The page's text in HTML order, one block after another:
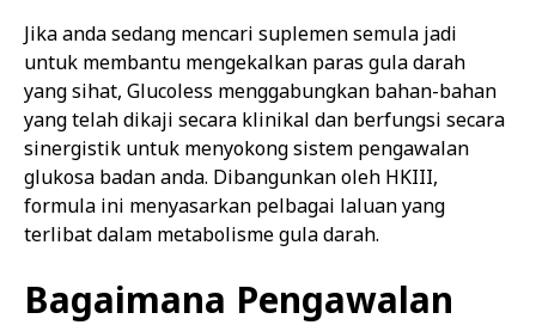
Jika anda sedang mencari suplemen semula jadi
untuk membantu mengekalkan paras gula darah
yang sihat, Glucoless menggabungkan bahan-bahan
yang telah dikaji secara klinikal dan berfungsi secara
sinergistik untuk menyokong sistem pengawalan
glukosa badan anda. Dibangunkan oleh HKIII,
formula ini menyasarkan pelbagai laluan yang
terlibat dalam metabolisme gula darah.
Bagaimana Pengawalan